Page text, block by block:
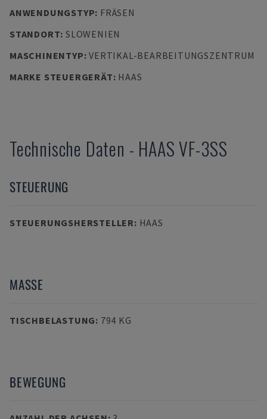
ANWENDUNGSTYP: FRÄSEN
STANDORT: SLOWENIEN
MASCHINENTYP:VERTIKAL-BEARBEITUNGSZENTRUM
MARKE STEUERGERÄT: HAAS
Technische Daten - HAAS VF-3SS
STEUERUNG
STEUERUNGSHERSTELLER: HAAS
MASSE
TISCHBELASTUNG: 794 KG
BEWEGUNG